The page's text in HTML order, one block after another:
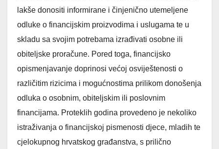
lakše donositi informirane i činjenično utemeljene
odluke o financijskim proizvodima i uslugama te u
skladu sa svojim potrebama izrađivati osobne ili
obiteljske proračune. Pored toga, financijsko
opismenjavanje doprinosi većoj osviještenosti o
različitim rizicima i mogućnostima prilikom donošenja
odluka o osobnim, obiteljskim ili poslovnim
financijama. Proteklih godina provedeno je nekoliko
istraživanja o financijskoj pismenosti djece, mladih te
cjelokupnog hrvatskog građanstva, s prilično